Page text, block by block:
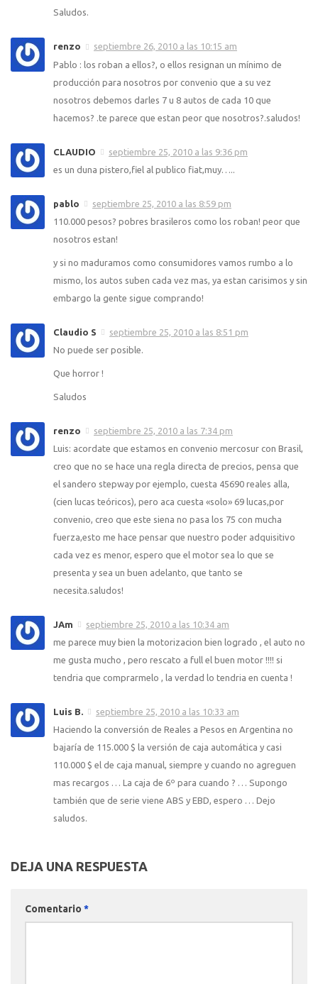
Saludos.
renzo
septiembre 26, 2010 a las 10:15 am
Pablo : los roban a ellos?, o ellos resignan un mínimo de
producción para nosotros por convenio que a su vez
nosotros debemos darles 7 u 8 autos de cada 10 que
hacemos? .te parece que estan peor que nosotros?.saludos!
CLAUDIO
septiembre 25, 2010 a las 9:36 pm
es un duna pistero,fiel al publico fiat,muy…..
pablo
septiembre 25, 2010 a las 8:59 pm
110.000 pesos? pobres brasileros como los roban! peor que
nosotros estan!
y si no maduramos como consumidores vamos rumbo a lo
mismo, los autos suben cada vez mas, ya estan carisimos y sin
embargo la gente sigue comprando!
Claudio S
septiembre 25, 2010 a las 8:51 pm
No puede ser posible.
Que horror !
Saludos
renzo
septiembre 25, 2010 a las 7:34 pm
Luis: acordate que estamos en convenio mercosur con Brasil,
creo que no se hace una regla directa de precios, pensa que
el sandero stepway por ejemplo, cuesta 45690 reales alla,
(cien lucas teóricos), pero aca cuesta «solo» 69 lucas,por
convenio, creo que este siena no pasa los 75 con mucha
fuerza,esto me hace pensar que nuestro poder adquisitivo
cada vez es menor, espero que el motor sea lo que se
presenta y sea un buen adelanto, que tanto se
necesita.saludos!
JAm
septiembre 25, 2010 a las 10:34 am
me parece muy bien la motorizacion bien logrado , el auto no
me gusta mucho , pero rescato a full el buen motor !!!! si
tendria que comprarmelo , la verdad lo tendria en cuenta !
Luis B.
septiembre 25, 2010 a las 10:33 am
Haciendo la conversión de Reales a Pesos en Argentina no
bajaría de 115.000 $ la versión de caja automática y casi
110.000 $ el de caja manual, siempre y cuando no agreguen
mas recargos … La caja de 6º para cuando ? … Supongo
también que de serie viene ABS y EBD, espero … Dejo
saludos.
DEJA UNA RESPUESTA
Comentario *